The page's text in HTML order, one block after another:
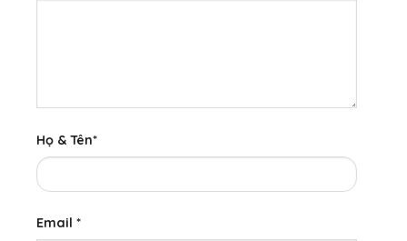
Họ & Tên*
Email *